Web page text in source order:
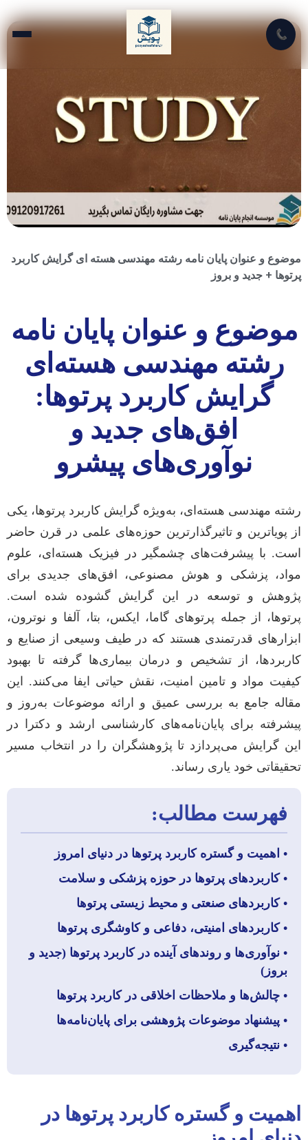
📞
موضوع و عنوان پایان نامه رشته مهندسی هسته ای گرایش کاربرد
پرتوها + جدید و بروز
موضوع و عنوان پایان نامه
رشته مهندسی هسته‌ای
گرایش کاربرد پرتوها:
افق‌های جدید و
نوآوری‌های پیشرو
رشته مهندسی هسته‌ای، به‌ویژه گرایش کاربرد پرتوها، یکی
از پویاترین و تاثیرگذارترین حوزه‌های علمی در قرن حاضر
است. با پیشرفت‌های چشمگیر در فیزیک هسته‌ای، علوم
مواد، پزشکی و هوش مصنوعی، افق‌های جدیدی برای
پژوهش و توسعه در این گرایش گشوده شده است.
پرتوها، از جمله پرتوهای گاما، ایکس، بتا، آلفا و نوترون،
ابزارهای قدرتمندی هستند که در طیف وسیعی از صنایع و
کاربردها، از تشخیص و درمان بیماری‌ها گرفته تا بهبود
کیفیت مواد و تامین امنیت، نقش حیاتی ایفا می‌کنند. این
مقاله جامع به بررسی عمیق و ارائه موضوعات به‌روز و
پیشرفته برای پایان‌نامه‌های کارشناسی ارشد و دکترا در
این گرایش می‌پردازد تا پژوهشگران را در انتخاب مسیر
تحقیقاتی خود یاری رساند.
فهرست مطالب:
• اهمیت و گستره کاربرد پرتوها در دنیای امروز
• کاربردهای پرتوها در حوزه پزشکی و سلامت
• کاربردهای صنعتی و محیط زیستی پرتوها
• کاربردهای امنیتی، دفاعی و کاوشگری پرتوها
• نوآوری‌ها و روندهای آینده در کاربرد پرتوها (جدید و
بروز)
• چالش‌ها و ملاحظات اخلاقی در کاربرد پرتوها
• پیشنهاد موضوعات پژوهشی برای پایان‌نامه‌ها
• نتیجه‌گیری
اهمیت و گستره کاربرد پرتوها در